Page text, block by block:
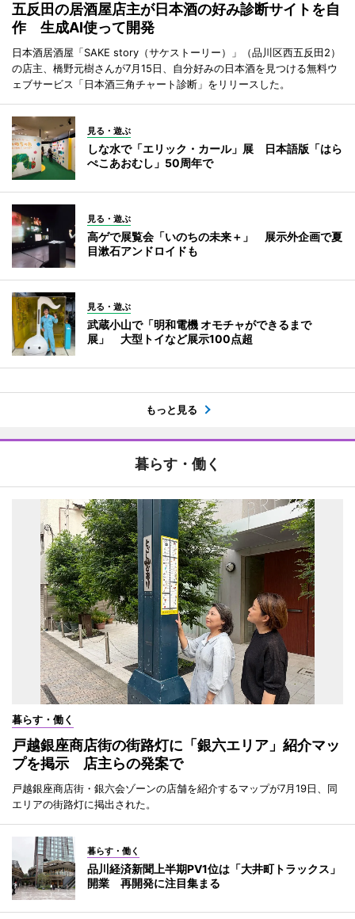
五反田の居酒屋店主が日本酒の好み診断サイトを自
作 生成AI使って開発
日本酒居酒屋「SAKE story（サケストーリー）」（品川区西五反田2）
の店主、橋野元樹さんが7月15日、自分好みの日本酒を見つける無料ウ
ェブサービス「日本酒三角チャート診断」をリリースした。
見る・遊ぶ
しな水で「エリック・カール」展 日本語版「はら
ぺこあおむし」50周年で
見る・遊ぶ
高ゲで展覧会「いのちの未来＋」 展示外企画で夏
目漱石アンドロイドも
見る・遊ぶ
武蔵小山で「明和電機 オモチャができるまで
展」 大型トイなど展示100点超
もっと見る
暮らす・働く
暮らす・働く
戸越銀座商店街の街路灯に「銀六エリア」紹介マッ
プを掲示 店主らの発案で
戸越銀座商店街・銀六会ゾーンの店舗を紹介するマップが7月19日、同
エリアの街路灯に掲出された。
暮らす・働く
品川経済新聞上半期PV1位は「大井町トラックス」
開業 再開発に注目集まる